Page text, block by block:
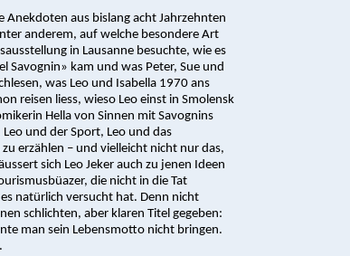
aus bislang acht Jahrzehnten
anderem, auf welche besondere Art
in Lausanne besuchte, wie es
Savognin» kam und was Peter, Sue und
was Leo und Isabella 1970 ans
reisen liess, wieso Leo einst in Smolensk
Hella von Sinnen mit Savognins
und der Sport, Leo und das
erzählen – und vielleicht nicht nur das,
sich Leo Jeker auch zu jenen Ideen
die nicht in die Tat
natürlich versucht hat. Denn nicht
schlichten, aber klaren Titel gegeben:
man sein Lebensmotto nicht bringen.